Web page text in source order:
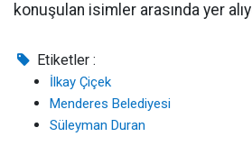
konuşulan isimler arasında yer
Etiketler :
İlkay Çiçek
Menderes Belediyesi
Süleyman Duran